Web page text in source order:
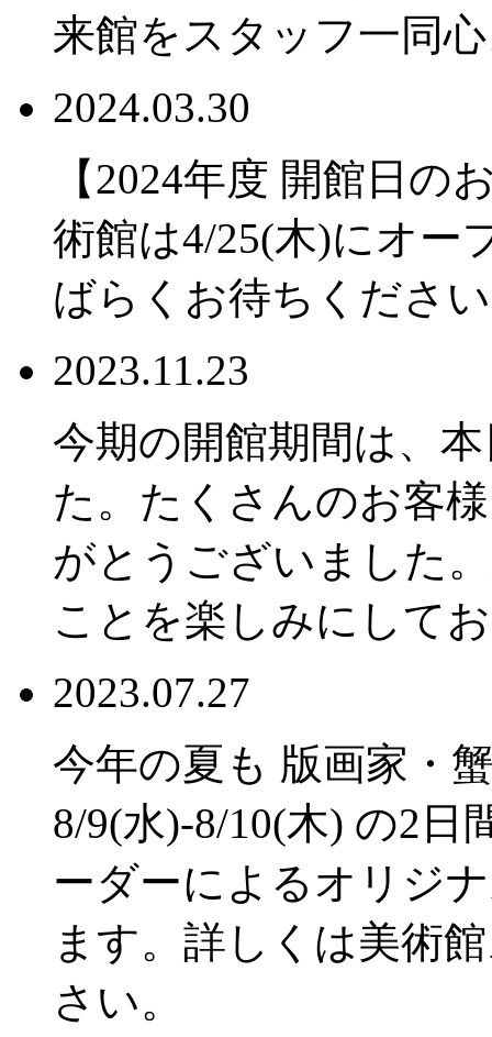
来館をスタッフ一同
2024.03.30
【2024年度 開館日の
術館は4/25(木)にオー
ばらくお待ちくださ
2023.11.23
今期の開館期間は、
た。たくさんのお客
がとうございました
ことを楽しみにして
2023.07.27
今年の夏も 版画家・
8/9(水)-8/10(木) の2日
ーダーによるオリジ
ます。詳しくは美術
さい。